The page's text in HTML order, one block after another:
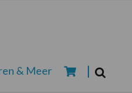
& Meer